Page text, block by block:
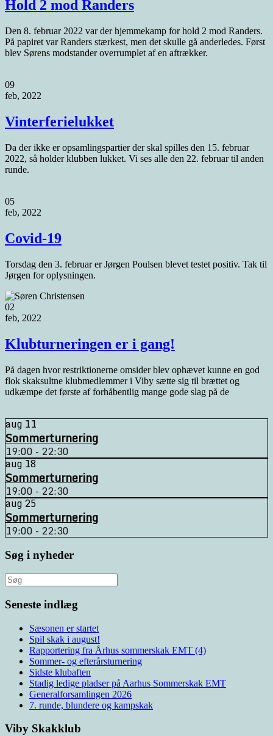
Hold 2 mod Randers
Den 8. februar 2022 var der hjemmekamp for hold 2 mod Randers.
På papiret var Randers stærkest, men det skulle gå anderledes. Først
blev Sørens modstander overrumplet af en aftrækker.
09
feb, 2022
Vinterferielukket
Da der ikke er opsamlingspartier der skal spilles den 15. februar
2022, så holder klubben lukket. Vi ses alle den 22. februar til anden
runde.
05
feb, 2022
Covid-19
Torsdag den 3. februar er Jørgen Poulsen blevet testet positiv. Tak til
Jørgen for oplysningen.
02
feb, 2022
Klubturneringen er i gang!
På dagen hvor restriktionerne omsider blev ophævet kunne en god
flok skaksultne klubmedlemmer i Viby sætte sig til brættet og
udkæmpe det første af forhåbentlig mange gode slag på de
aug11
Sommerturnering
19:00 - 22:30
aug18
Sommerturnering
19:00 - 22:30
aug25
Sommerturnering
19:00 - 22:30
Søg i nyheder
Søg
efter:
Seneste indlæg
Sæsonen er startet
Spil skak i august!
Rapportering fra Århus sommerskak EMT (4)
Sommer- og efterårsturnering
Sidste klubaften
Stadig ledige pladser på Aarhus Sommerskak EMT
Generalforsamlingen 2026
7. runde, blundere og kampskak
Viby Skakklub